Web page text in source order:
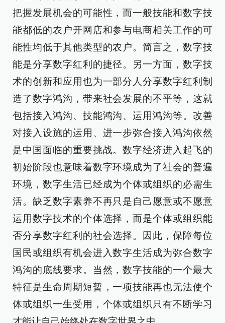
把握发展机会的可能性，而一般技能和数字技
能都低的农户开网店和参与电商相关工作的可
能性均低于其他类型的农户。简言之，数字技
能是分享数字红利的捷径。另一方面，数字技
术的创新和应用也为一部分人分享数字红利制
造了数字鸿沟，带来社会发展的不平等，这就
包括接入鸿沟、技能鸿沟、运用鸿沟等。改善
对接入设施的运用、进一步弥合接入鸿沟依然
是中国面临的重要挑战。数字经济进入起飞的
初始阶段也意味着数字环境成为了社会的普遍
环境，数字生活已经成为个体或组织的必需生
活。缺乏数字素养不再只是自己愿意或不愿意
运用数字技术的个体选择，而是个体或组织能
否分享数字红利的社会选择。因此，保障每位
国民或组织有机会进入数字生活成为弥合数字
鸿沟的底线要求。当然，数字技能的一个最大
特征是生命周期短暂，一项技能再也无法使个
体或组织一生受用，个体或组织只有不断学习